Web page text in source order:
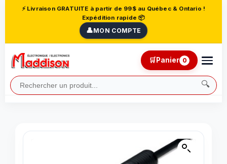
⚡ Livraison GRATUITE à partir de 99$ au Québec & Ontario !
Expédition rapide 📦
👤MON COMPTE
🔍
🛒Panier 0